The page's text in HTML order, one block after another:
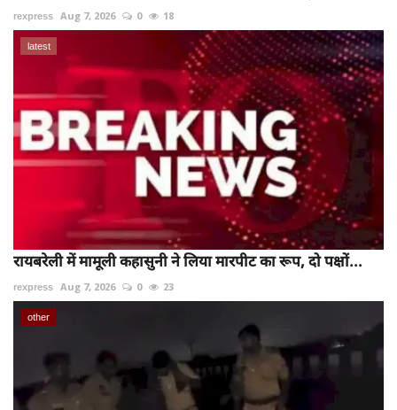
rexpress Aug 7, 2026 0 18
latest
रायबरेली में मामूली कहासुनी ने लिया मारपीट का रूप, दो पक्षों...
rexpress Aug 7, 2026 0 23
other